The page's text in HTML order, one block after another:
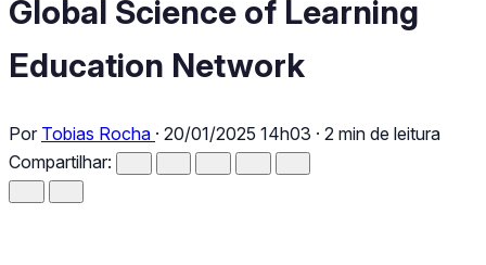
Global Science of Learning
Education Network
Por Tobias Rocha · 20/01/2025 14h03 · 2 min de leitura
Compartilhar: